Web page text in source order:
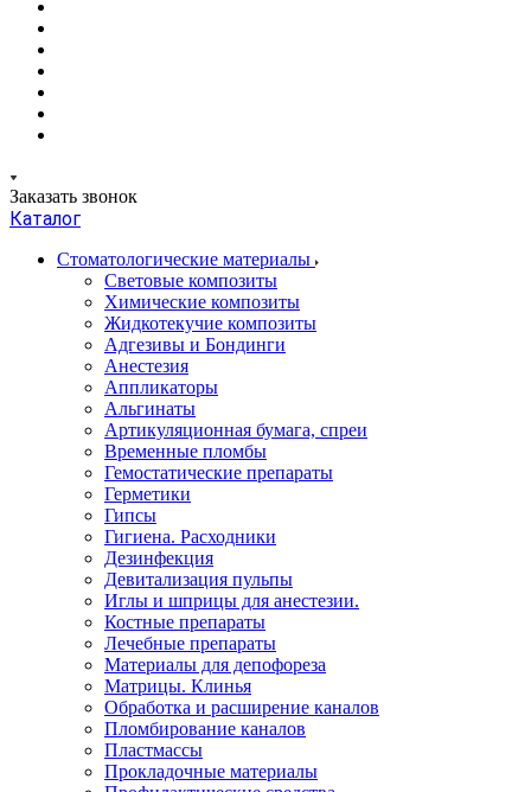
Заказать звонок
Каталог
Стоматологические материалы
Световые композиты
Химические композиты
Жидкотекучие композиты
Адгезивы и Бондинги
Анестезия
Аппликаторы
Альгинаты
Артикуляционная бумага, спреи
Временные пломбы
Гемостатические препараты
Герметики
Гипсы
Гигиена. Расходники
Дезинфекция
Девитализация пульпы
Иглы и шприцы для анестезии.
Костные препараты
Лечебные препараты
Материалы для депофореза
Матрицы. Клинья
Обработка и расширение каналов
Пломбирование каналов
Пластмассы
Прокладочные материалы